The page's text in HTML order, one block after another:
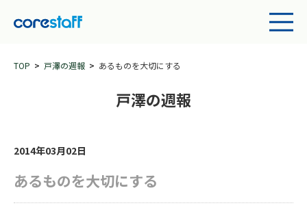
TOP 戸澤の週報 あるものを大切にする
戸澤の週報
2014年03月02日
あるものを大切にする